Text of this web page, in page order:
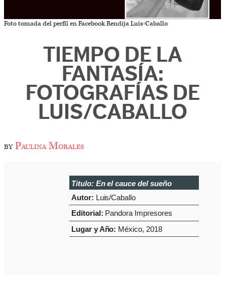
Foto tomada del perfil en Facebook Rendija Luis-Caballo
TIEMPO DE LA
FANTASÍA:
FOTOGRAFÍAS DE
LUIS/CABALLO
byPaulina Morales
Titulo: En el cauce del sueño
Autor: Luis/Caballo
Editorial: Pandora Impresores
Lugar y Año: México, 2018